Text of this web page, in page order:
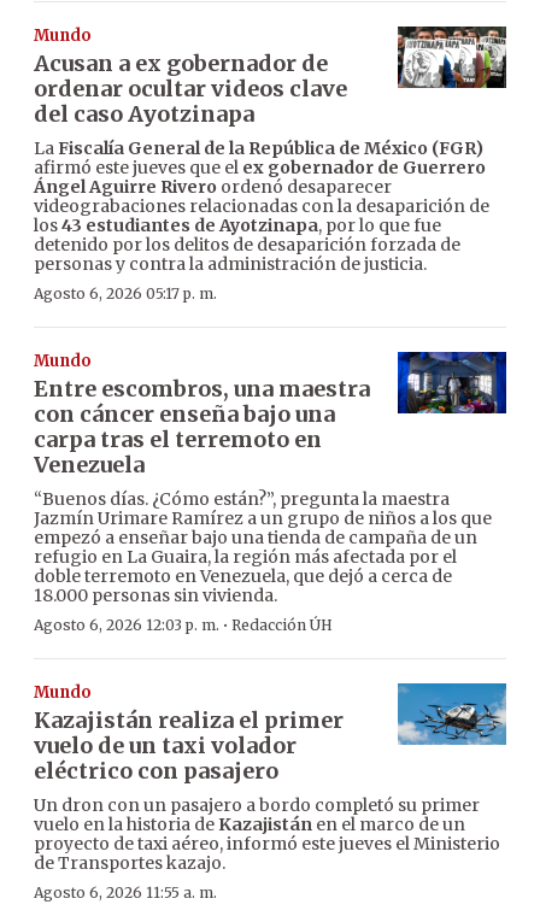
Mundo
Acusan a ex gobernador de
ordenar ocultar videos clave
del caso Ayotzinapa
LaFiscalía General de la República de México (FGR)
afirmó este jueves que el ex gobernador de Guerrero
Ángel Aguirre Rivero ordenó desaparecer
videograbaciones relacionadas con la desaparición de
los43 estudiantes de Ayotzinapa, por lo que fue
detenido por los delitos de desaparición forzada de
personas y contra la administración de justicia.
Agosto 6, 2026 05:17 p. m.
Mundo
Entre escombros, una maestra
con cáncer enseña bajo una
carpa tras el terremoto en
Venezuela
“Buenos días. ¿Cómo están?”, pregunta la maestra
Jazmín Urimare Ramírez a un grupo de niños a los que
empezó a enseñar bajo una tienda de campaña de un
refugio en La Guaira, la región más afectada por el
doble terremoto en Venezuela, que dejó a cerca de
18.000 personas sin vivienda.
Agosto 6, 2026 12:03 p. m. · Redacción ÚH
Mundo
Kazajistán realiza el primer
vuelo de un taxi volador
eléctrico con pasajero
Un dron con un pasajero a bordo completó su primer
vuelo en la historia de Kazajistán en el marco de un
proyecto de taxi aéreo, informó este jueves el Ministerio
de Transportes kazajo.
Agosto 6, 2026 11:55 a. m.